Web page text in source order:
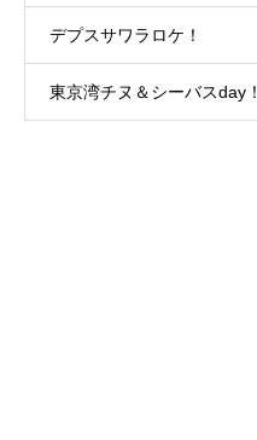
デプスサワラロケ！
東京湾チヌ＆シーバスday！